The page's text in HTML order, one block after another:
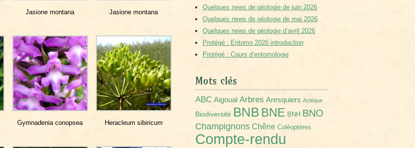
Jasione montana Jasione montana
Gymnadenia conopsea Heracleum sibiricum
Quelques news de géologie de juin 2026
Quelques news de géologie de mai 2026
Quelques news de géologie d’avril 2026
Protégé : Entomo 2026 introduction
Protégé : Cours d’entomologie
Mots clés
ABC Aigoual Arbres Aresquiers Aztèque
Biodiversité BNB BNE BNH BNO
Champignons Chêne Coléoptères
Compte-rendu